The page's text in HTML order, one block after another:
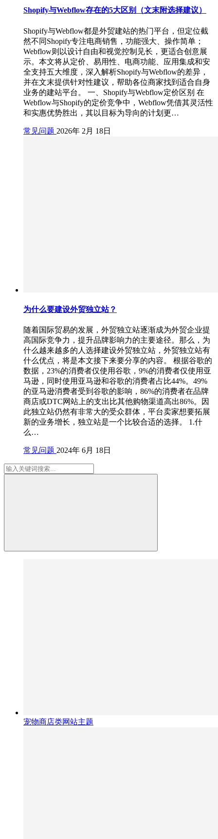
Shopify与Webflow存在的5大区别（文末附选择建议）
Shopify与Webflow都是外贸建站的热门平台，但定位截
然不同Shopify专注电商销售，功能强大、操作简单；
Webflow则以设计自由和视觉控制见长，更适合创意展
示。本文将从定价、易用性、电商功能、应用集成和安
全支持五大维度，深入解析Shopify与Webflow的差异，
并在文末提供针对性建议，帮助各位商家找到适合自身
业务的建站平台。 一、Shopify与Webflow定价区别 在
Webflow与Shopify的定价竞争中，Webflow凭借其灵活性
和实惠优势胜出，其以目标为导向的计划更…
常见问题 2026年 2月 18日
为什么要建设外贸独立站？
随着国际贸易的发展，外贸独立站逐渐成为外贸企业提
高国际竞争力，提升品牌影响力的主要途径。那么，为
什么越来越多的人选择建设外贸独立站，外贸独立站有
什么优点，将是本文接下来要分享的内容。 根据谷歌的
数据，23%的消费者仅使用谷歌，9%的消费者仅使用亚
马逊，同时使用亚马逊和谷歌的消费者占比44%。49%
的亚马逊消费者受到谷歌的影响，86%的消费者在品牌
商店或DTC网站上的支出比其他购物渠道高出86%。因
此独立站仍然有非常大的受众群体，平台卖家想要拓展
新的业务增长，独立站是一个比较合适的选择。 1.什
么…
常见问题 2024年 6月 18日
宠物商店类网站主题